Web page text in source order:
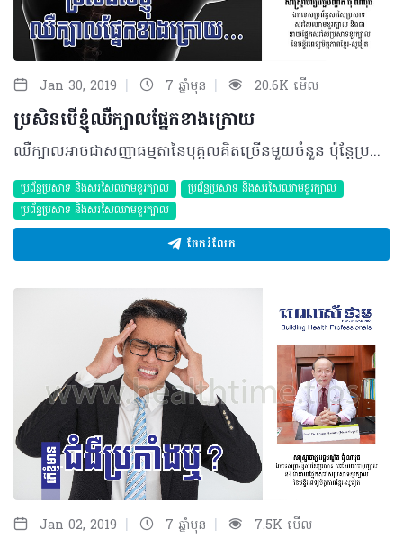
Jan 30, 2019 | 7 ឆ្នាំមុន | 20.6K មើល
ប្រសិន​បើ​​ខ្ញុំ​ឈឺក្បាល​ផ្នែកខាង​ក្រោយ
ឈឺក្បាលអាចជាសញ្ញាធម្មតានៃបុគ្គលគិតច្រើនមួយចំនួន ប៉ុន្តែប្រសិនឈឺផ្នែកខាងក្រោយដែលសង្ស័យថាជាផលប៉ះពាល់ខួរក្បាលនោះ ករណីរបស់អ្នកប្រហែលដូចនឹងករណីខាងក្រោម... សំណួរ៖ ខ្ញុំបាទអាយុ២០ឆ្នាំ កម្ពស់១ម៉ែត្រ៧០ ទម្ងន់៦២គីឡូក្រាម មានមុខរបរជានិស្សិត។ ខ្ញុំឧស្សាហ៍ឈឺក្បាលណាស់ ពិសេសនៅផ្នែកខាងក្រោយ និងគេងមិនសូវលក់។ អាការៈនេះកើតឡើងតាំងពីក្មេងៗមកម្លេះ ប៉ុន្តែ ខ្ញុំមិនដែលទទួលបានការព្យាបាលណាមួយទេ ម៉្យាង ខ្ញុំក៏មិនមានប្រើប្រាស់ថ្នាំប្រចាំកាយអ្វីដែរ។ តើការឈឺក្បាលផ្នែកខាងក្រោយបែបនេះជាសញ្ញាណនៃជំងឺអ្វី? តើត្រូវព្យាបាលដោយវិធីណាខ្លះ? ចម្លើយ៖ ចំពោះអាការៈនេះ ប្រសិនបើប្អូនឈឺពីក្មេង កើតនៅទីតាំងដដែល និងមិនមានអាការៈប្រែប្រួលទេ ចំណុចនេះមិនមែនជាបញ្ហាចោទនោះទេ។ ការគេងមិនសូវលក់អាចជះឥទ្ធិពលលើការឈឺក្បាល ហេតុនេះគួរតែរកឲ្យឃើញប្រភពនៃការគេងមិនលក់នេះ ដើម្បីដោះស្រាយការគេងមិនលក់របស់ប្អូន ដែលនាំឲ្យធូរស្រាលដល់ការឈឺក្បាលរបស់ប្អូនផងដែរ។ ម្យ៉ាងទៀត ផ្នែកខាងក្រោយរបស់ខួរក្បាលគឺពាក់ព័ន្ធនឹងគំហើញ បើមានការប៉ះពាល់លើផ្នែកខួរក្បាល គឺអាចមានបញ្ហាដល់ភ្នែក ដូចជាព្រិលភ្នែកផ្នែកខាងឆ្វេង ឬស្តាំជាដើម។ ដូចនេះ ករណីរបស់ប្អូន អាចទាក់ទងនឹងការគេងមិនលក់ មិនទាក់ទងនឹងខួរក្បាលផ្នែកខាងក្រោយទេ។ ទោះជាយ៉ាងណាក៏ដោយ ការជួបពិភាក្សាជាមួយវេជ្ជបណ្ឌិតគឺជារឿងសំខាន់ ព្រោះអាចជួយប្អូនស្រាយនូវបញ្ហាកំពុងមាន និងទទួលបានការពន្យល់ច្បាស់លាស់។ គួរបញ្ជាក់ផងដែរថា ការជួបវេជ្ជបណ្ឌិតមិនសំខាន់តែលើការផ្តល់ថ្នាំតែមួយមុខទេ តែសំខាន់លើដំបូន្មានដែលត្រូវយកទៅប្រើប្រាស់ និងអនុសាសន៍ផ្សេងៗដែលអាចរាប់បញ្ចូលទាំងមាន ឬគ្មានថ្នាំ ឬទាំងពីរ ដែលអាចឲ្យប្អូនជាពីជំងឺឈឺក្បាលនេះបានដែរ។ បកស្រាយដោយ៖ សាស្ត្រាចារ្យវេជ្ជបណ្ឌិត ជុំ ណាវុធ ឯកទេសប្រព័ន្ធសរសៃប្រសាទ សរសៃឈាមខួរក្បាល និងជានាយផ្នែកសរសៃប្រសាទខួរក្បាល នៃមន្ទីរពេទ្យមិត្តភាពខ្មែរ-សូវៀត ©2019 រក្សាសិទ្ធិគ្រប់យ៉ាង​ដោយ Healthtime Corporation ចំពោះគ្រប់អត្ថបទដោយគ្មានផ្នែកណាមួយត្រូវបោះពុម្ពផ្សាយចូល ប្រព័ន្ធអ៊ីនធឺណែតឧបករណ៍អេឡិចត្រូនិកអាត់ជាសំឡេងឬថតចំលងគ្រប់រូបភាពដោយគ្មានការអនុញ្ញាតឡើយ
ប្រព័ន្ធប្រសាទ និងសរសៃឈាមខួរក្បាល
ប្រព័ន្ធប្រសាទ និងសរសៃឈាមខួរក្បាល
ប្រព័ន្ធប្រសាទ និងសរសៃឈាមខួរក្បាល
ចែករំលែក
Jan 02, 2019 | 7 ឆ្នាំមុន | 7.5K មើល